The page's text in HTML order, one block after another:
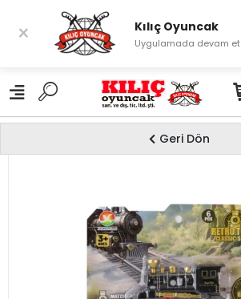
Geri Dön
× Kılıç Oyuncak
Uygulamada devam et